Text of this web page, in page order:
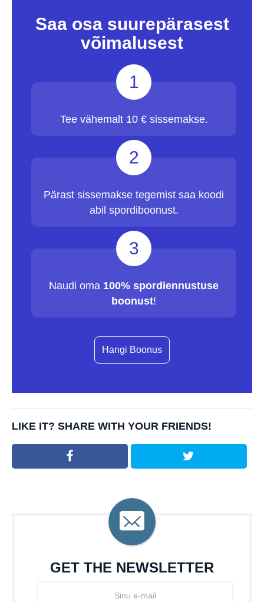
Saa osa suurepärasest
võimalusest
1
Tee vähemalt 10 € sissemakse.
2
Pärast sissemakse tegemist saa koodi
abil spordiboonust.
3
Naudi oma 100% spordiennustuse
boonust!
Hangi Boonus
LIKE IT? SHARE WITH YOUR FRIENDS!
GET THE NEWSLETTER